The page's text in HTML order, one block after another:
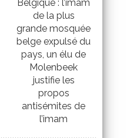
Belgique : l’imam
de la plus
grande mosquée
belge expulsé du
pays, un élu de
Molenbeek
justifie les
propos
antisémites de
l’imam